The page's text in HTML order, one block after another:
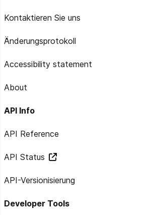
Kontaktieren Sie uns
Änderungsprotokoll
Accessibility statement
About
API Info
API Reference
API Status
API-Versionisierung
Developer Tools